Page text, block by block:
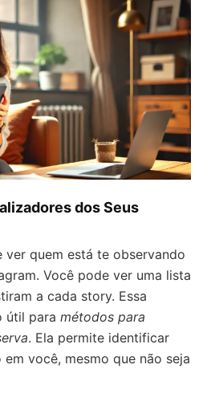
dos Seus
ver quem está te observando
Você pode ver uma lista
a cada story. Essa
útil para métodos para
. Ela permite identificar
você, mesmo que não seja